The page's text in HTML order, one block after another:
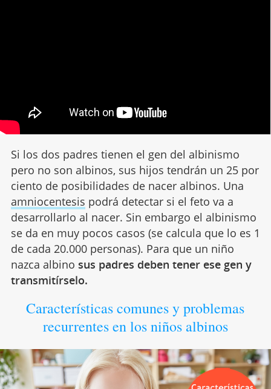
Si los dos padres tienen el gen del albinismo
pero no son albinos, sus hijos tendrán un 25 por
ciento de posibilidades de nacer albinos. Una
amniocentesis podrá detectar si el feto va a
desarrollarlo al nacer. Sin embargo el albinismo
se da en muy pocos casos (se calcula que lo es 1
de cada 20.000 personas). Para que un niño
nazca albino sus padres deben tener ese gen y
transmitírselo.
Características comunes y problemas
recurrentes en los niños albinos